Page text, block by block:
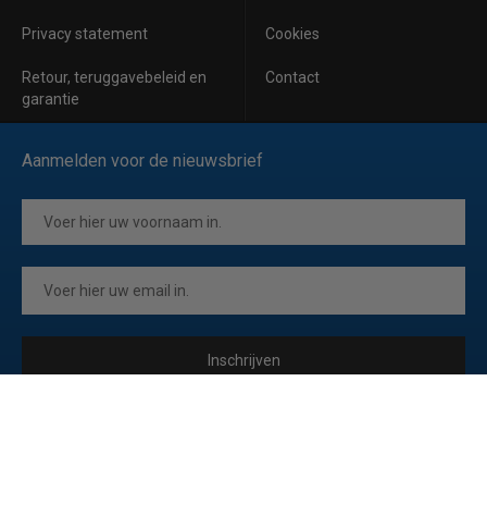
Privacy statement Cookies
Retour, teruggavebeleid en
garantie
Contact
Aanmelden voor de nieuwsbrief
Inschrijven